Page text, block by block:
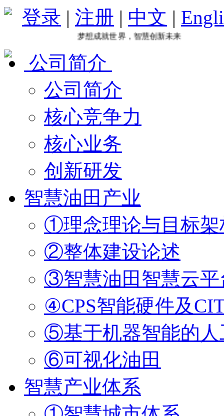
登录 | 注册 | 中文 |
梦想成就世界，智慧创新未来
公司简介
公司简介
核心竞争力
核心业务
创新研发
智慧油田产业
①理念理论与目标架
②整体建设论述
③智慧油田智慧云平
④CPS智能硬件及
⑤基于机器智能的人
⑥可视化油田
智慧产业体系